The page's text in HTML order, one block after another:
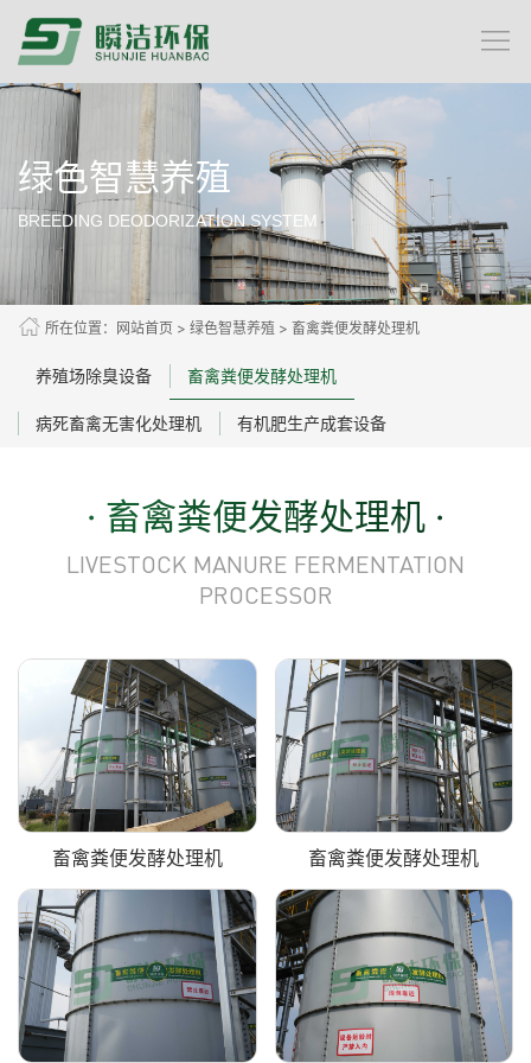
绿色智慧养殖
BREEDING DEODORIZATION SYSTEM
所在位置： 网站首页 > 绿色智慧养殖 > 畜禽粪便发酵处理机
养殖场除臭设备 畜禽粪便发酵处理机
病死畜禽无害化处理机 有机肥生产成套设备
· 畜禽粪便发酵处理机 ·
LIVESTOCK MANURE FERMENTATION
PROCESSOR
畜禽粪便发酵处理机 畜禽粪便发酵处理机